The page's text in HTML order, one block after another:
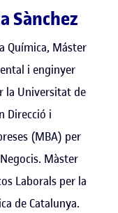
Sànchez
Química, Máster
i enginyer
la Universitat de
Direcció i
(MBA) per
Màster
Laborals per la
de Catalunya.